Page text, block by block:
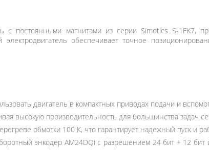
с постоянными магнитами из серии Simotics S-1FK7,
обеспечивает точное
двигатель в компактных приводах подачи и
высокую производительность для большинства задач
обмотки 100 К, что гарантирует надежный пуск и
энкодер AM24DQi с разрешением 24 бит + 12 бит